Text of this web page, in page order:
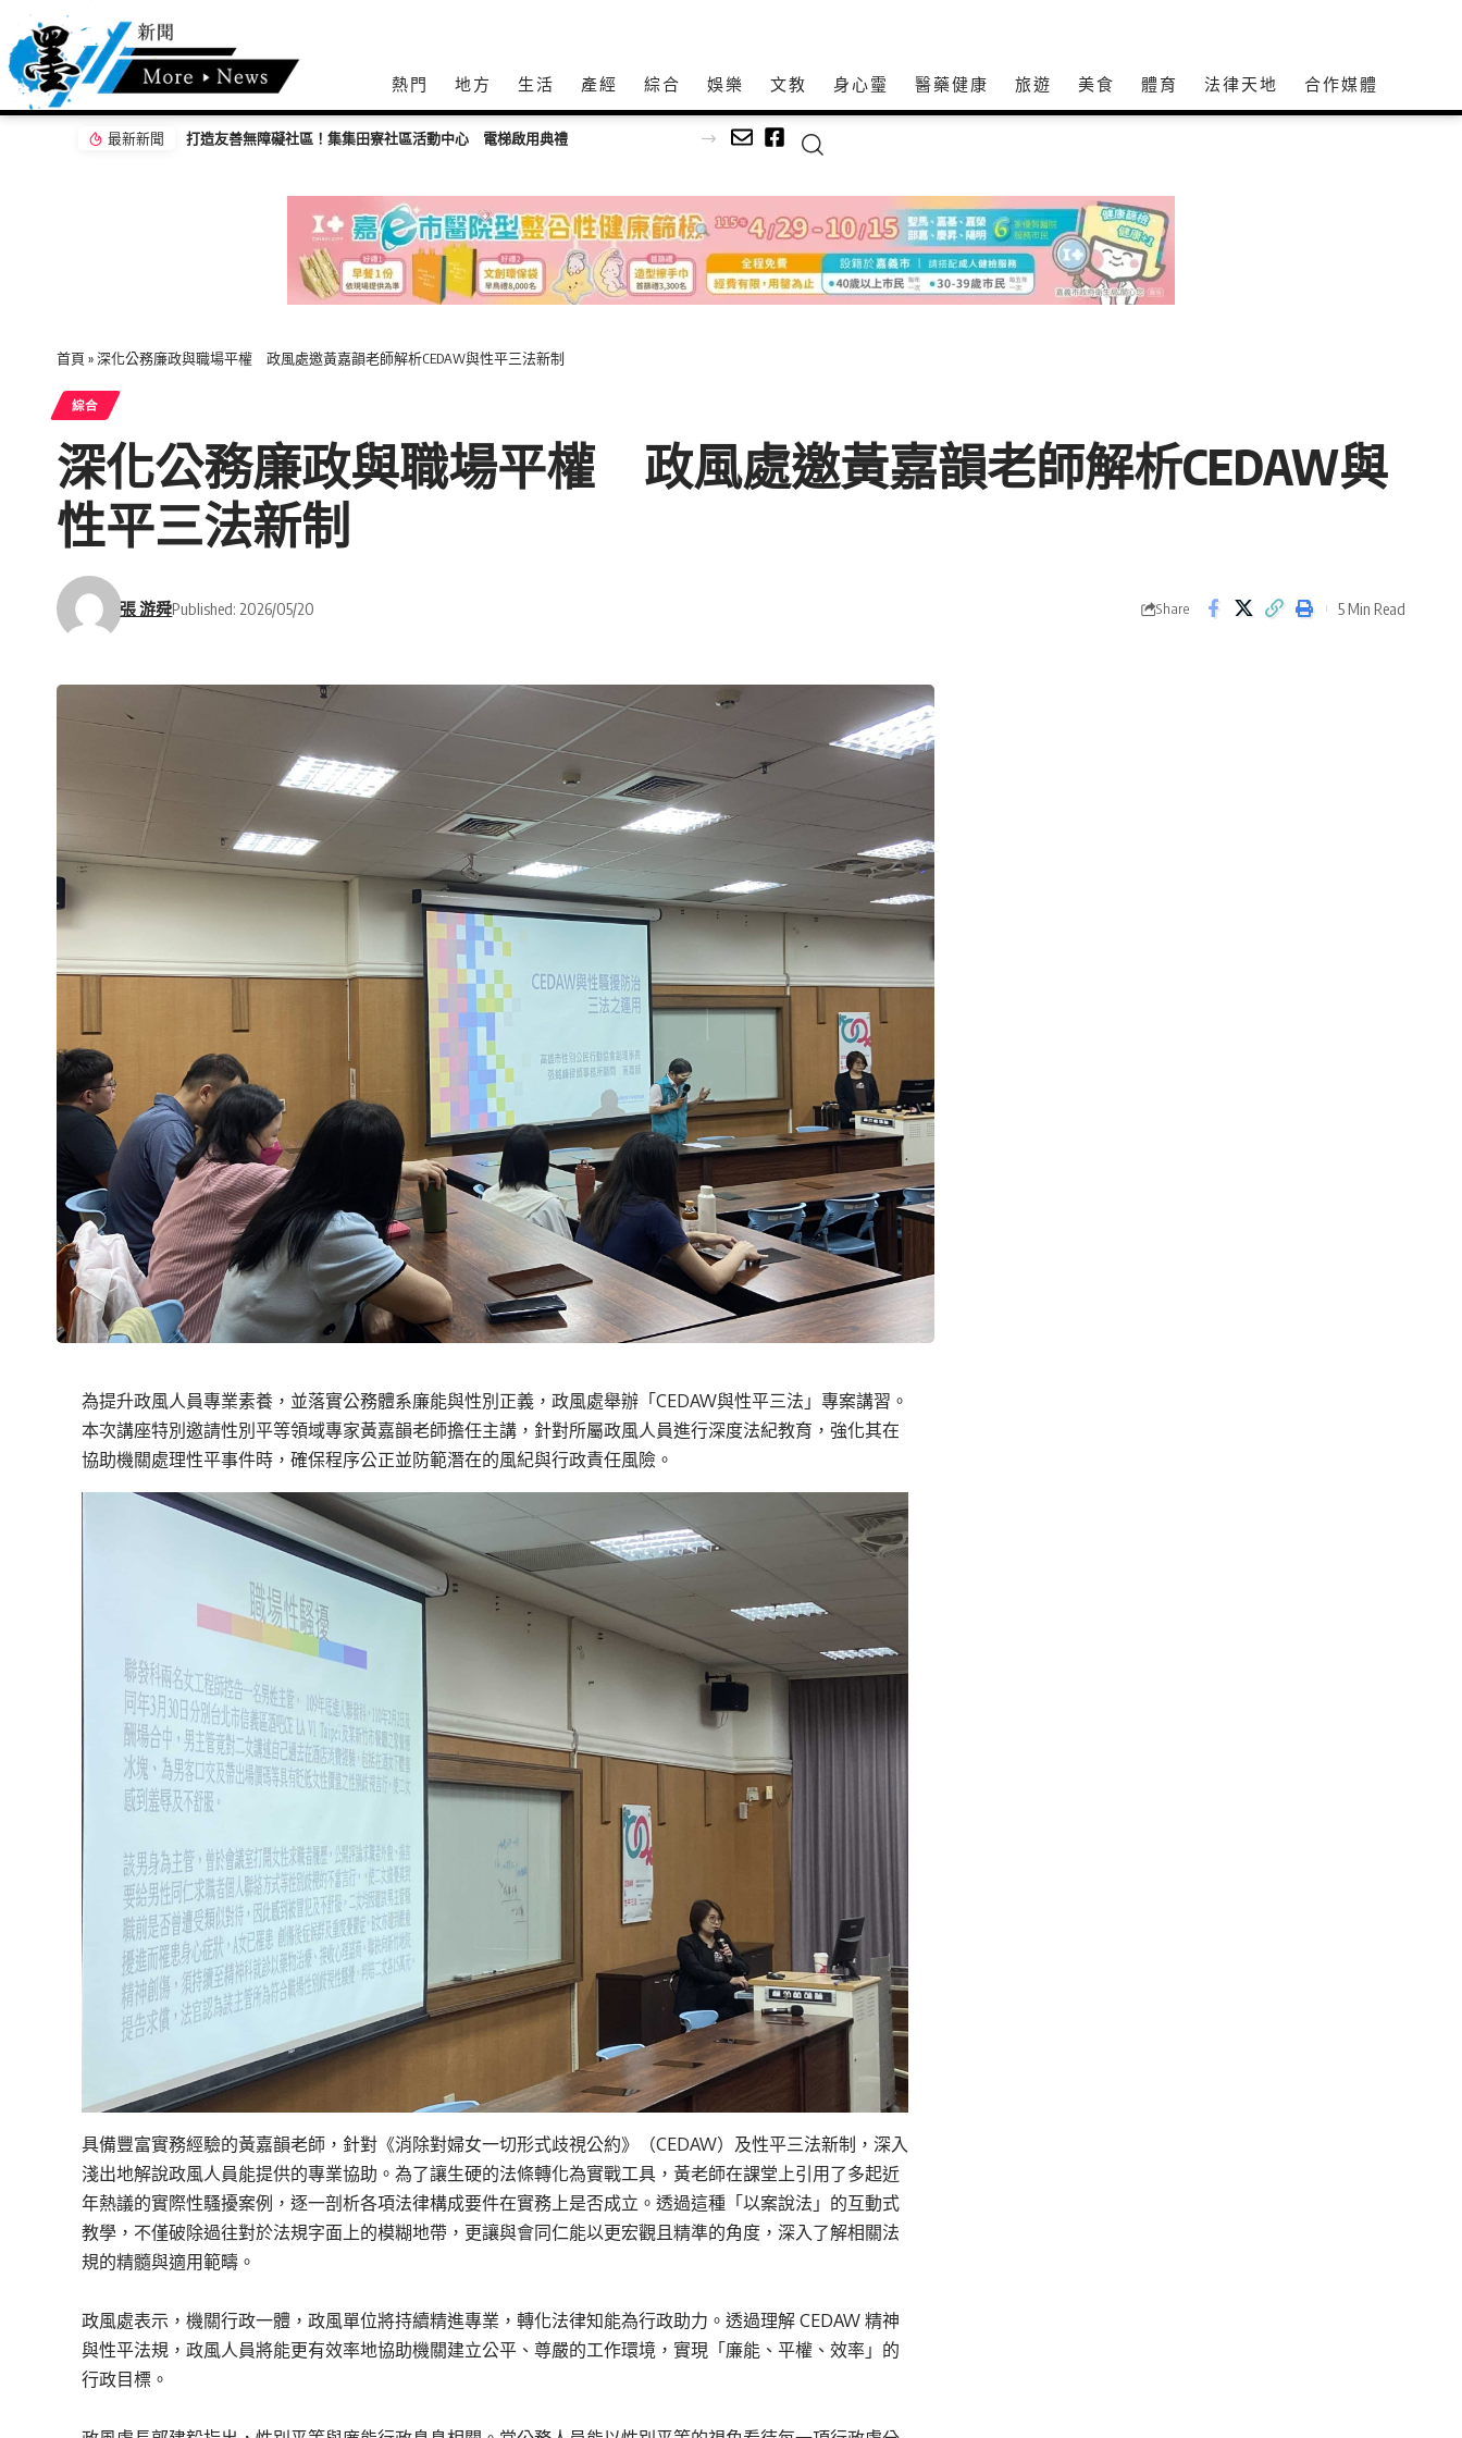
熱門 地方 生活 產經 綜合 娛樂 文教 身心𩆜 醫藥健康 旅遊 美食 體育 法律天地 合作媒體
最新新聞 打造友善無障礙社區！集集田寮社區活動中心 電梯啟用典禮
首頁 »深化公務廉政與職場平權 政風處邀黃嘉韻老師解析CEDAW與性平三法新制
綜合
深化公務廉政與職場平權 政風處邀黃嘉韻老師解析CEDAW與
性平三法新制
張 游舜Published: 2026/05/20 Share 5 Min Read
為提升政風人員專業素養，並落實公務體系廉能與性別正義，政風處舉辦「CEDAW與性平三法」專案講習。
本次講座特別邀請性別平等領域專家黃嘉韻老師擔任主講，針對所屬政風人員進行深度法紀教育，強化其在
協助機關處理性平事件時，確保程序公正並防範潛在的風紀與行政責任風險。
具備豐富實務經驗的黃嘉韻老師，針對《消除對婦女一切形式歧視公約》（CEDAW）及性平三法新制，深入
淺出地解說政風人員能提供的專業協助。為了讓生硬的法條轉化為實戰工具，黃老師在課堂上引用了多起近
年熱議的實際性騷擾案例，逐一剖析各項法律構成要件在實務上是否成立。透過這種「以案說法」的互動式
教學，不僅破除過往對於法規字面上的模糊地帶，更讓與會同仁能以更宏觀且精準的角度，深入了解相關法
規的精髓與適用範疇。
政風處表示，機關行政一體，政風單位將持續精進專業，轉化法律知能為行政助力。透過理解 CEDAW 精神
與性平法規，政風人員將能更有效率地協助機關建立公平、尊嚴的工作環境，實現「廉能、平權、效率」的
行政目標。